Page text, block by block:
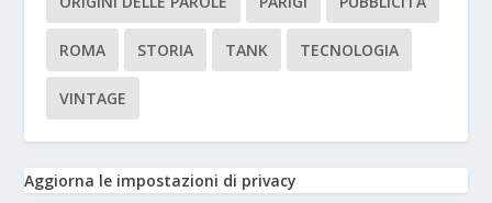
ROMA STORIA TANK TECNOLOGIA
VINTAGE
Aggiorna le impostazioni di privacy